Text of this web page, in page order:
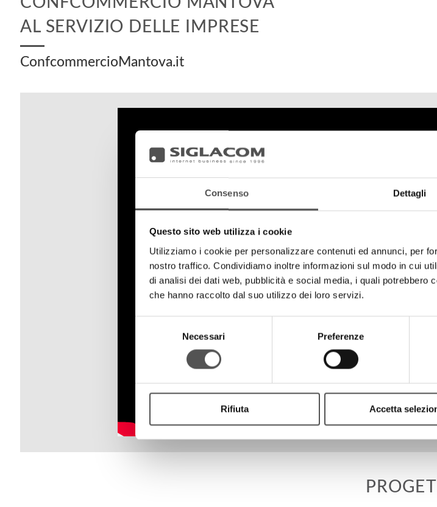
Consenso Dettagli
Questo sito web utilizza i cookie
Utilizziamo i cookie per personalizzare contenuti ed annunci, per
nostro traffico. Condividiamo inoltre informazioni sul modo in cui
di analisi dei dati web, pubblicità e social media, i quali potrebbero
che hanno raccolto dal suo utilizzo dei loro servizi.
Necessari Preferenze
Rifiuta Accetta
AL SERVIZIO DELLE IMPRESE
ConfcommercioMantova.it